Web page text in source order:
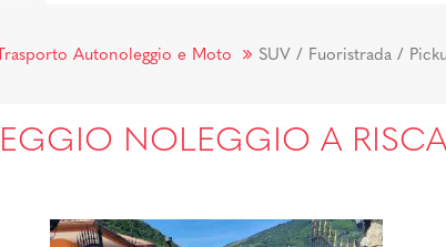
Trasporto Autonoleggio e Moto SUV / Fuoristrada /
NOLEGGIO A